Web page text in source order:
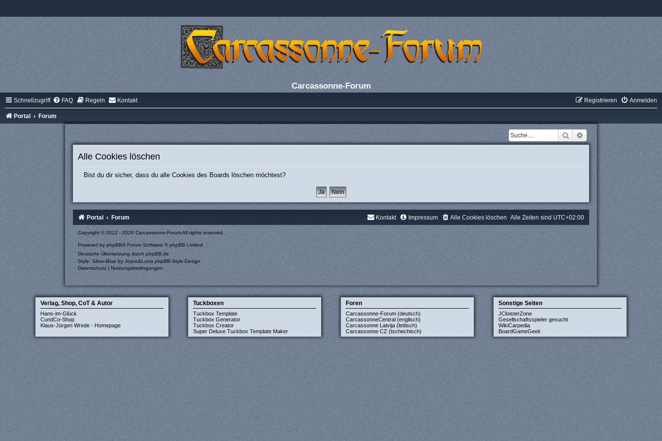
Carcassonne-Forum
Schnellzugriff FAQ Regeln Kontakt Anmelden
Registrieren
Portal Forum
Suche Erweiterte Suche
Alle Cookies löschen
Bist du dir sicher, dass du alle Cookies des Boards löschen möchtest?
Portal Forum Alle Zeiten sind UTC+02:00
Alle Cookies löschen
Impressum
Kontakt
Copyright © 2012 - 2026 Carcassonne-Forum All rights reserved.
Powered byphpBB® Forum Software © phpBB Limited
Deutsche Übersetzung durch phpBB.de
Style: Silver-Blue by Joyce&Luna phpBB-Style-Design
Datenschutz | Nutzungsbedingungen
Verlag, Shop, CoT & Autor
Hans-im-Glück
CundCo-Shop
Klaus-Jürgen Wrede - Homepage
Tuckboxen
Tuckbox Template
Tuckbox Generator
Tuckbox Creator
Super Deluxe Tuckbox Template Maker
Foren
Carcassonne-Forum (deutsch)
CarcassonneCentral (englisch)
Carcassonne Latvija (lettisch)
Carcassonne CZ (tschechisch)
Sonstige Seiten
JCloisterZone
Gesellschaftsspieler gesucht
WikiCarpedia
BoardGameGeek